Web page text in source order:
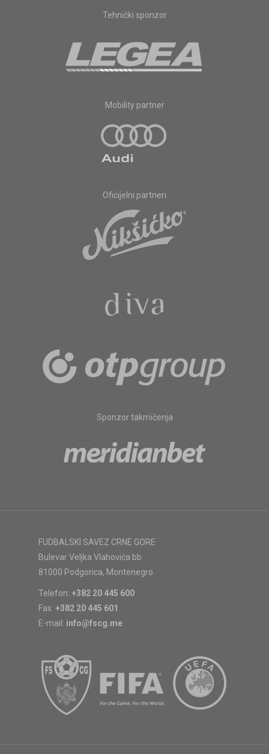
Tehnički sponzor
Mobility partner
Oficijelni partneri
Sponzor takmičenja
FUDBALSKI SAVEZ CRNE GORE
Bulevar Veljka Vlahovića bb
81000 Podgorica, Montenegro
Telefon: +382 20 445 600
Fax: +382 20 445 601
E-mail: info@fscg.me